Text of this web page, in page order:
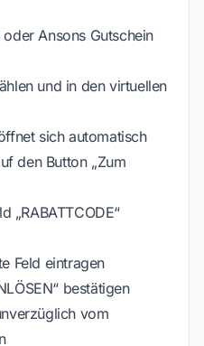
Ansons Gutschein
und in den virtuellen
sich automatisch
den Button „Zum
„RABATTCODE“
Feld eintragen
bestätigen
vom